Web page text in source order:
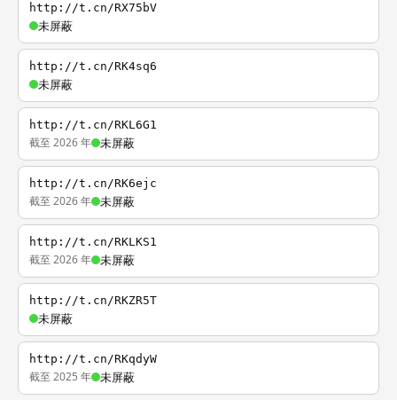
http://t.cn/RX75bV
未屏蔽
http://t.cn/RK4sq6
未屏蔽
http://t.cn/RKL6G1
截至 2026 年 未屏蔽
http://t.cn/RK6ejc
截至 2026 年 未屏蔽
http://t.cn/RKLKS1
截至 2026 年 未屏蔽
http://t.cn/RKZR5T
未屏蔽
http://t.cn/RKqdyW
截至 2025 年 未屏蔽